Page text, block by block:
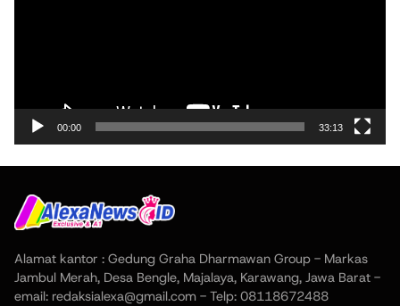
00:00 33:13
Alamat kantor : Gedung Graha Dharmawan Group - Markas
Jambul Merah, Desa Bengle, Majalaya, Karawang, Jawa Barat -
email: redaksialexa@gmail.com - Telp: 08118672488